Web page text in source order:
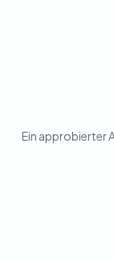
Ein approbierter